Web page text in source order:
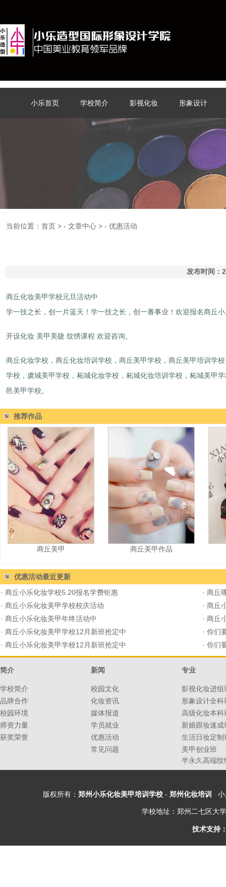
小乐首页 学校简介 影视化妆 形象设计
当前位置： 首页 > - 文章中心 > - 优惠活动
发布时间
商丘化妆美甲学校元旦活动中
学一技之长，创一片蓝天！学一技之长，创一番事业！欢迎报名商丘
开设化妆 美甲美睫 纹绣课程 欢迎咨询。
商丘化妆学校，商丘化妆培训学校，商丘美甲学校，商丘美甲培训学
学校，虞城美甲学校，柘城化妆学校，柘城化妆培训学校，柘城美甲
邑美甲学校。
推荐作品
商丘美甲 商丘美甲作品
优惠活动最近更新
· 商丘小乐化妆学校5.20报名学费钜惠 · 商丘
· 商丘小乐化妆美甲学校校庆活动 · 商丘
· 商丘小乐化妆美甲年终活动中 · 商丘
· 商丘小乐化妆美甲学校12月新班抢定中 · 你们
· 商丘小乐化妆美甲学校12月新班抢定中 · 你们
简介 新闻 专业
学校简介 校园文化
影视化妆进组
品牌合作
化妆资讯
形象设计全科
校园环境
媒体报道
高级化妆本科
师资力量
学员就业
新娘跟妆速成
获奖荣誉
优惠活动
生活日妆定制
常见问题
美甲创业班
半永久高端纹
版权所有： 郑州小乐化妆美甲培训学校- 郑州化妆培训 小
学校地址：郑州二七区大
技术支持